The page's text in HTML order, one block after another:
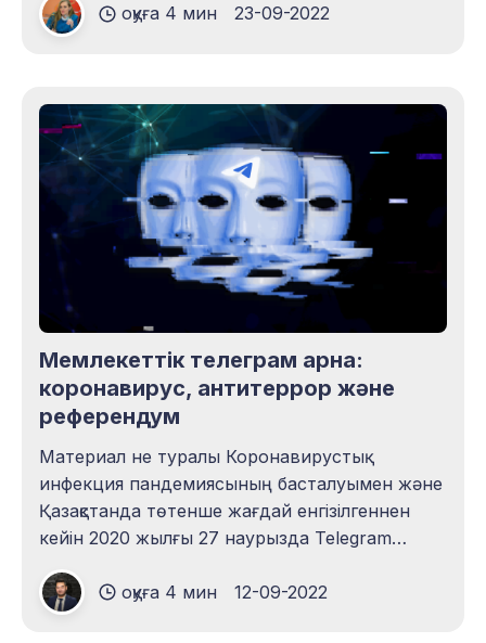
тұжырымдамасын жариялады. Көптеген
тармақтарда ұсынылмағаны үшін
міндеттері сияқты керек сәттерде азаматтық
және сараптамалық қоғамдастықтың
ұсынымдары бар екендігі қуантады.
оқуға 4 мин 23-09-2022
Мемлекеттік телеграм арна:
коронавирус, антитеррор және
референдум
Материал не туралы Коронавирустық
инфекция пандемиясының басталуымен және
Қазақстанда төтенше жағдай енгізілгеннен
кейін 2020 жылғы 27 наурызда Telegram
коронавирустық инфекция туралы арна
құрылды. Бұл арнада COVID-19, енгізілген
оқуға 4 мин 12-09-2022